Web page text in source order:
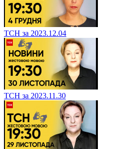
ТСН за 2023.12.04
ТСН за 2023.11.30